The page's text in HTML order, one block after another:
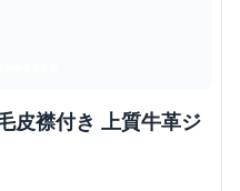
皮襟付き 上質牛革ジ